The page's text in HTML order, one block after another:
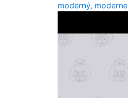
moderný, moderne